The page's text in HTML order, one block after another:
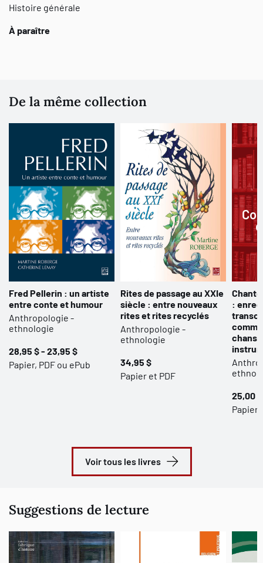
Histoire générale
À paraître
De la même collection
Fred Pellerin : un artiste
entre conte et humour
Anthropologie -
ethnologie
28,95 $ - 23,95 $
Papier, PDF ou ePub
Rites de passage au XXIe
siècle : entre nouveaux
rites et rites recyclés
Anthropologie -
ethnologie
34,95 $
Papier et PDF
:
25,00 $
Papier
Voir tous les livres
Suggestions de lecture